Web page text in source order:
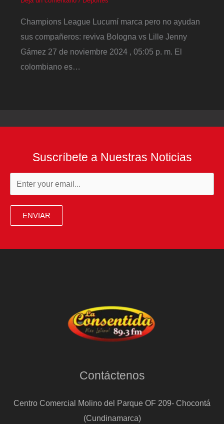
Champions League Lucumí marca pero no ayudan
sus compañeros: reviva Bologna vs Lille Jenny
Gámez 27 de noviembre 2024 , 05:05 p. m. El
colombiano es…
Suscríbete a Nuestras Noticias
ENVIAR
Contáctenos
Centro Comercial Molino del Parque OF 209- Chocontá
(Cundinamarca)